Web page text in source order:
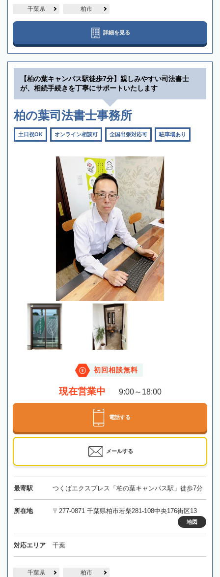
千葉県 柏市
詳細を見る
【柏の葉キャンパス駅徒歩7分】親しみやすい司法書士
が、相続手続きを丁寧にサポートいたします
柏の葉司法書士事務所
土日祝OK オンライン相談可 全国出張対応可 駐車場あり
初回相談無料
現在営業中 9:00～18:00
電話する
メールする
最寄駅 つくばエクスプレス「柏の葉キャンパス駅」徒歩7分
所在地 〒277-0871 千葉県柏市若柴281-108中央176街区13
地図
対応エリア 千葉
千葉県 柏市